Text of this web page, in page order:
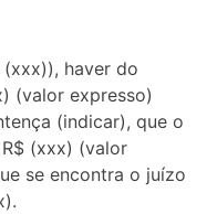
(xxx)), haver do
(valor expresso)
(indicar), que o
(xxx) (valor
se encontra o juízo